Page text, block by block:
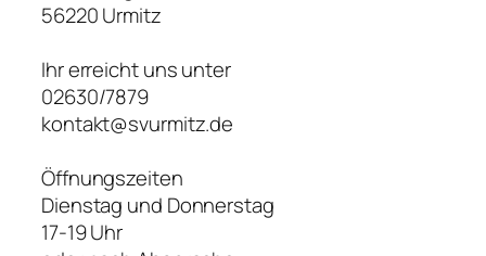
56220 Urmitz
Ihr erreicht uns unter
02630/7879
kontakt@svurmitz.de
Öffnungszeiten
Dienstag und Donnerstag
17-19 Uhr